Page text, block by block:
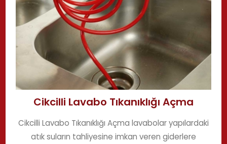
Cikcilli Lavabo Tıkanıklığı Açma
Cikcilli Lavabo Tıkanıklığı Açma lavabolar yapılardaki
atık suların tahliyesine imkan veren giderlere